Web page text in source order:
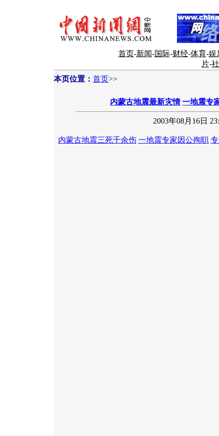
首页-新闻-国际-财经-体育-娱
片-
本页位置： 首页>>
内蒙古地震最新灾情 一地震专
2003年08月16日
内蒙古地震三死千余伤 一地震专家因公殉职